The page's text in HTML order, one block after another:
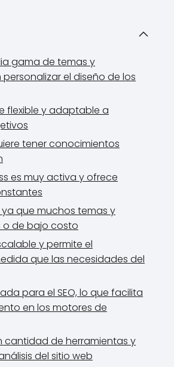
gama de temas y
el diseño de los
flexible y adaptable a
tener conocimientos
es muy activa y ofrece
que muchos temas y
de bajo costo
y permite el
que las necesidades del
para el SEO, lo que facilita
en los motores de
cantidad de herramientas y
del sitio web